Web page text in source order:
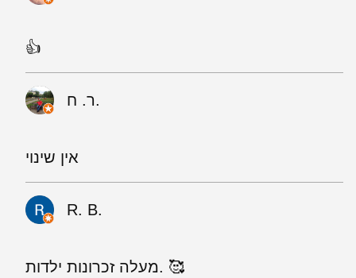
👍
ר. ח.
אין שינוי
R. B.
מעלה זכרונות ילדות. 🥰